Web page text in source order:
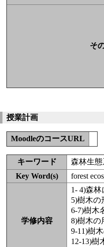
そ
授業計画
MoodleのコースURL
キーワード
森林生
Key Word(s)
forest
学修内容
1- 4)森
5)樹木の
6-7)樹木
8)樹木の
9-11)樹
12-13)樹